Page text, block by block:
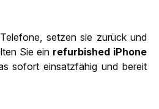
setzen sie zurück und
Sie ein refurbished iPhone
sofort einsatzfähig und bereit